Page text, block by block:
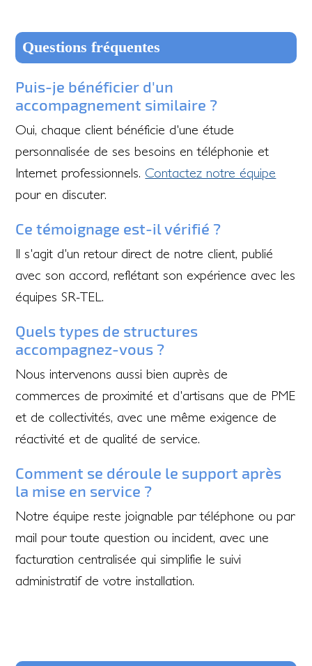
Questions fréquentes
Puis-je bénéficier d'un
accompagnement similaire ?
Oui, chaque client bénéficie d'une étude
personnalisée de ses besoins en téléphonie et
Internet professionnels. Contactez notre équipe
pour en discuter.
Ce témoignage est-il vérifié ?
Il s'agit d'un retour direct de notre client, publié
avec son accord, reflétant son expérience avec les
équipes SR-TEL.
Quels types de structures
accompagnez-vous ?
Nous intervenons aussi bien auprès de
commerces de proximité et d'artisans que de PME
et de collectivités, avec une même exigence de
réactivité et de qualité de service.
Comment se déroule le support après
la mise en service ?
Notre équipe reste joignable par téléphone ou par
mail pour toute question ou incident, avec une
facturation centralisée qui simplifie le suivi
administratif de votre installation.